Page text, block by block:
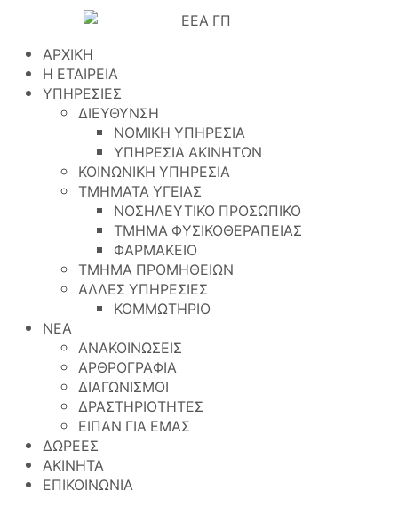
ΑΡΧΙΚΗ
Η ΕΤΑΙΡΕΙΑ
ΥΠΗΡΕΣΙΕΣ
ΔΙΕΥΘΥΝΣΗ
ΝΟΜΙΚΗ ΥΠΗΡΕΣΙΑ
ΥΠΗΡΕΣΙΑ ΑΚΙΝΗΤΩΝ
ΚΟΙΝΩΝΙΚΗ ΥΠΗΡΕΣΙΑ
ΤΜΗΜΑΤΑ ΥΓΕΙΑΣ
ΝΟΣΗΛΕΥΤΙΚΟ ΠΡΟΣΩΠΙΚΟ
ΤΜΗΜΑ ΦΥΣΙΚΟΘΕΡΑΠΕΙΑΣ
ΦΑΡΜΑΚΕΙΟ
ΤΜΗΜΑ ΠΡΟΜΗΘΕΙΩΝ
ΑΛΛΕΣ ΥΠΗΡΕΣΙΕΣ
ΚΟΜΜΩΤΗΡΙΟ
ΝΕΑ
ΑΝΑΚΟΙΝΩΣΕΙΣ
ΑΡΘΡΟΓΡΑΦΙΑ
ΔΙΑΓΩΝΙΣΜΟΙ
ΔΡΑΣΤΗΡΙΟΤΗΤΕΣ
ΕΙΠΑΝ ΓΙΑ ΕΜΑΣ
ΔΩΡΕΕΣ
ΑΚΙΝΗΤΑ
ΕΠΙΚΟΙΝΩΝΙΑ